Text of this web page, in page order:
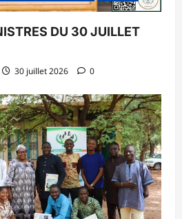
DU 30 JUILLET
30 juillet 2026 0